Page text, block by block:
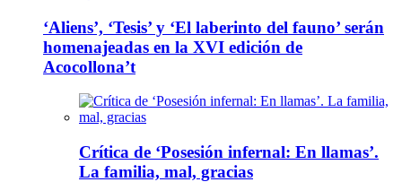
‘Aliens’, ‘Tesis’ y ‘El laberinto del fauno’ serán
homenajeadas en la XVI edición de
Acocollona’t
Crítica de ‘Posesión infernal: En llamas’.
La familia, mal, gracias